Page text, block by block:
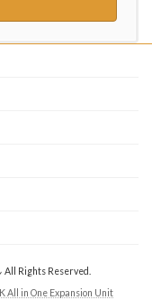
Rights Reserved.
All in One Expansion Unit